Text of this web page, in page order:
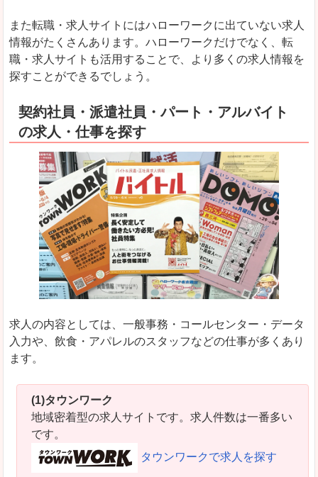
また転職・求人サイトにはハローワークに出ていない求人
情報がたくさんあります。ハローワークだけでなく、転
職・求人サイトも活用することで、より多くの求人情報を
探すことができるでしょう。
契約社員・派遣社員・パート・アルバイト
の求人・仕事を探す
求人の内容としては、一般事務・コールセンター・データ
入力や、飲食・アパレルのスタッフなどの仕事が多くあり
ます。
(1)タウンワーク
地域密着型の求人サイトです。求人件数は一番多い
です。
タウンワークで求人を探す